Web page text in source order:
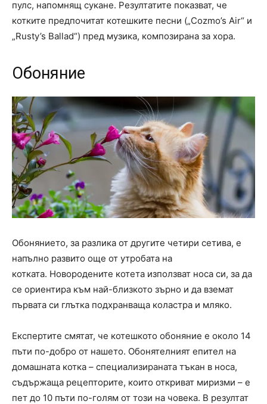
пулс, напомнящ сукане. Резултатите показват, че
котките предпочитат котешките песни („Cozmo’s Air“ и
„Rusty’s Ballad“) пред музика, композирана за хора.
Обоняние
Обонянието, за разлика от другите четири сетива, е
напълно развито още от утробата на
котката. Новородените котета използват носа си, за да
се ориентира към най-близкото зърно и да вземат
първата си глътка подхранваща коластра и мляко.
Експертите смятат, че котешкото обоняние е около 14
пъти по-добро от нашето. Обонятелният епител на
домашната котка – специализираната тъкан в носа,
съдържаща рецепторите, които откриват миризми – е
пет до 10 пъти по-голям от този на човека. В резултат